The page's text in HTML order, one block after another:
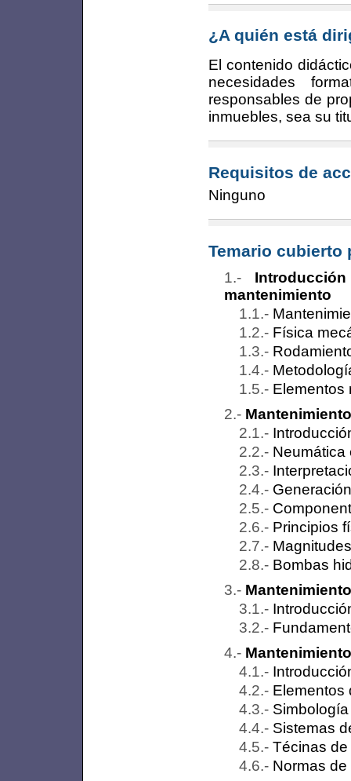
¿A quién está
El contenido
necesidades
responsables de
inmuebles, sea su
Requisitos de
Ninguno
Temario cubierto
mantenimiento
Física
Elementos
Neumática
Principios
Bombas
Elementos
Simbología
Sistemas
Técinas
Normas